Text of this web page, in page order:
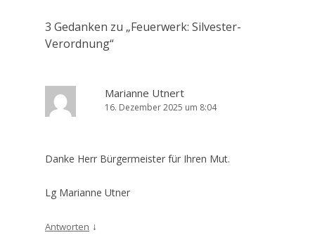
3 Gedanken zu „Feuerwerk: Silvester-
Verordnung“
Marianne Utnert
16. Dezember 2025 um 8:04
Danke Herr Bürgermeister für Ihren Mut.
Lg Marianne Utner
Antworten ↓